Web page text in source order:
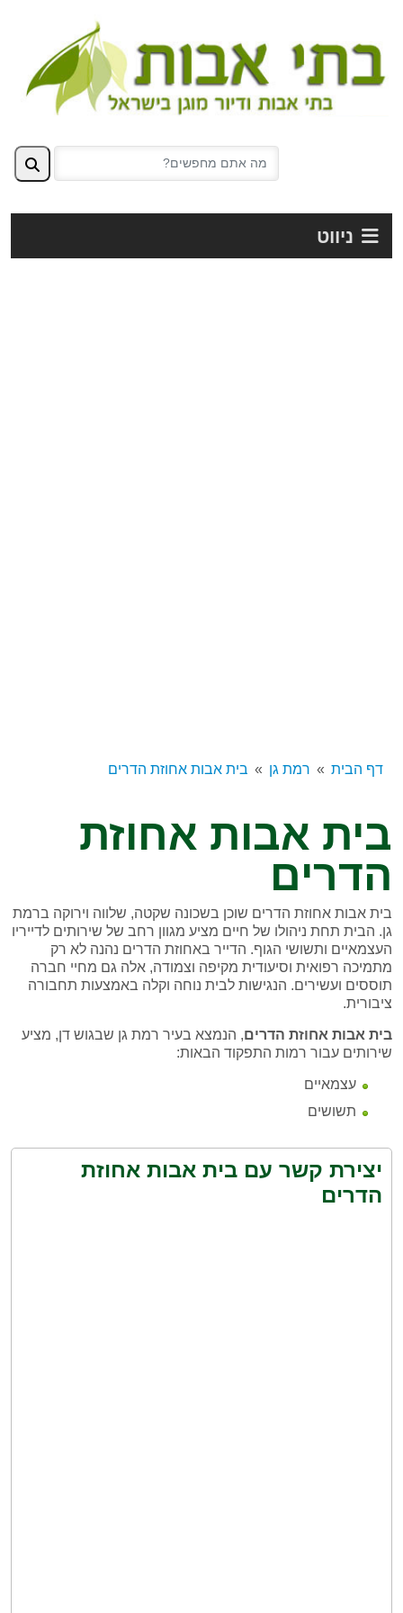
ניווט
דף הבית רמת גן בית אבות אחוזת הדרים
בית אבות אחוזת
הדרים
בית אבות אחוזת הדרים שוכן בשכונה שקטה, שלווה וירוקה ברמת
גן. הבית תחת ניהולו של חיים מציע מגוון רחב של שירותים לדייריו
העצמאיים ותשושי הגוף. הדייר באחוזת הדרים נהנה לא רק
מתמיכה רפואית וסיעודית מקיפה וצמודה, אלה גם מחיי חברה
תוססים ועשירים. הנגישות לבית נוחה וקלה באמצעות תחבורה
ציבורית.
בית אבות אחוזת הדרים, הנמצא בעיר רמת גן שבגוש דן, מציע
שירותים עבור רמות התפקוד הבאות:
עצמאיים
תשושים
יצירת קשר עם בית אבות אחוזת
הדרים